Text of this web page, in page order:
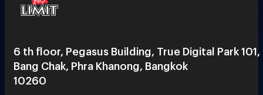
6 th floor, Pegasus Building, True Digital Park 101,
Bang Chak, Phra Khanong, Bangkok
10260